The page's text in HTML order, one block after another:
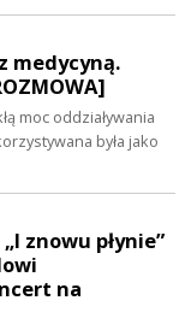
medycyną.
moc oddziaływania
była jako
znowu płynie”
na